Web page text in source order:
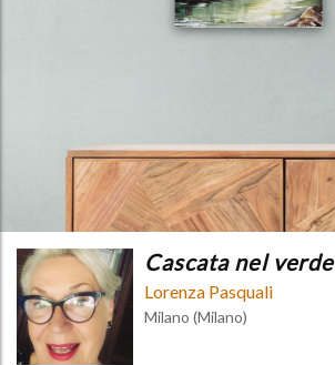
Cascata nel verde
Lorenza Pasquali
Milano (Milano)